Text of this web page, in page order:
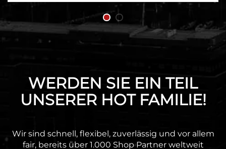
WERDEN SIE EIN TEIL
UNSERER HOT FAMILIE!
Wir sind schnell, flexibel, zuverlässig und vor allem
fair, bereits über 1.000 Shop Partner weltweit